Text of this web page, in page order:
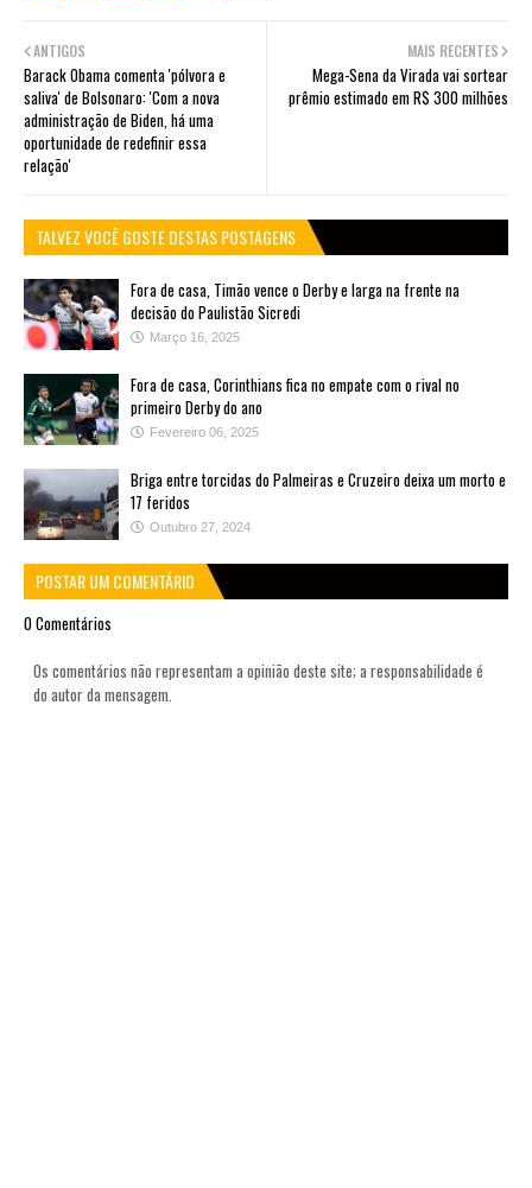
MAIS RECENTES
Mega-Sena da Virada vai sortear
prêmio estimado em R$ 300 milhões
ANTIGOS
Barack Obama comenta 'pólvora e
saliva' de Bolsonaro: 'Com a nova
administração de Biden, há uma
oportunidade de redefinir essa
relação'
TALVEZ VOCÊ GOSTE DESTAS POSTAGENS
Fora de casa, Timão vence o Derby e larga na frente na
decisão do Paulistão Sicredi
Março 16, 2025
Fora de casa, Corinthians fica no empate com o rival no
primeiro Derby do ano
Fevereiro 06, 2025
Briga entre torcidas do Palmeiras e Cruzeiro deixa um morto e
17 feridos
Outubro 27, 2024
POSTAR UM COMENTÁRIO
0 Comentários
Os comentários não representam a opinião deste site; a responsabilidade é
do autor da mensagem.